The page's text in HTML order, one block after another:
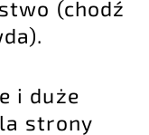
(chodź
i duże
strony